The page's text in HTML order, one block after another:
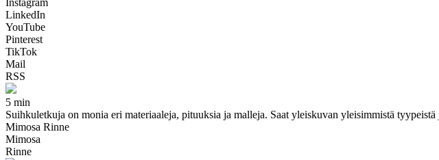
LinkedIn
YouTube
Pinterest
TikTok
Mail
RSS
5 min
Suihkuletkuja on monia eri materiaaleja, pituuksia ja malleja. Saat yleiskuvan yleisimmistä
Mimosa Rinne
Mimosa
Rinne